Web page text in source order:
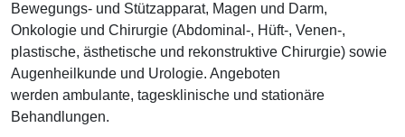
Bewegungs- und Stützapparat, Magen und Darm,
Onkologie und Chirurgie (Abdominal-, Hüft-, Venen-,
plastische, ästhetische und rekonstruktive Chirurgie) sowie
Augenheilkunde und Urologie. Angeboten
werden ambulante, tagesklinische und stationäre
Behandlungen.